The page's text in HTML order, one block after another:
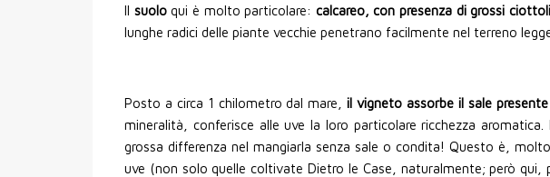
Il suoloqui è molto particolare: calcareo, con presenza di grossi
lunghe radici delle piante vecchie penetrano facilmente nel terreno
Posto a circa 1 chilometro dal mare,il vigneto assorbe il sale
mineralità, conferisce alle uve la loro particolare ricchezza
grossa differenza nel mangiarla senza sale o condita! Questo è,
uve (non solo quelle coltivate Dietro le Case, naturalmente; però qui,